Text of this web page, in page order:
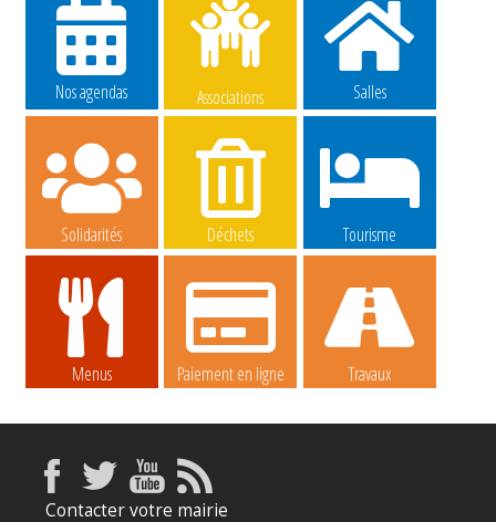
Nos agendas Associations Salles
Solidarités Déchets Tourisme
Menus Paiement en ligne Travaux
Contacter votre mairie